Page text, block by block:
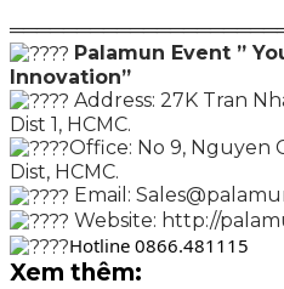
Palamun Event ”
Innovation”
Address: 27K Tran
Dist 1, HCMC.
Office: No 9, Nguyen
Dist, HCMC.
Email:
Website: http://
Hotline 0866.481115
Xem thêm: